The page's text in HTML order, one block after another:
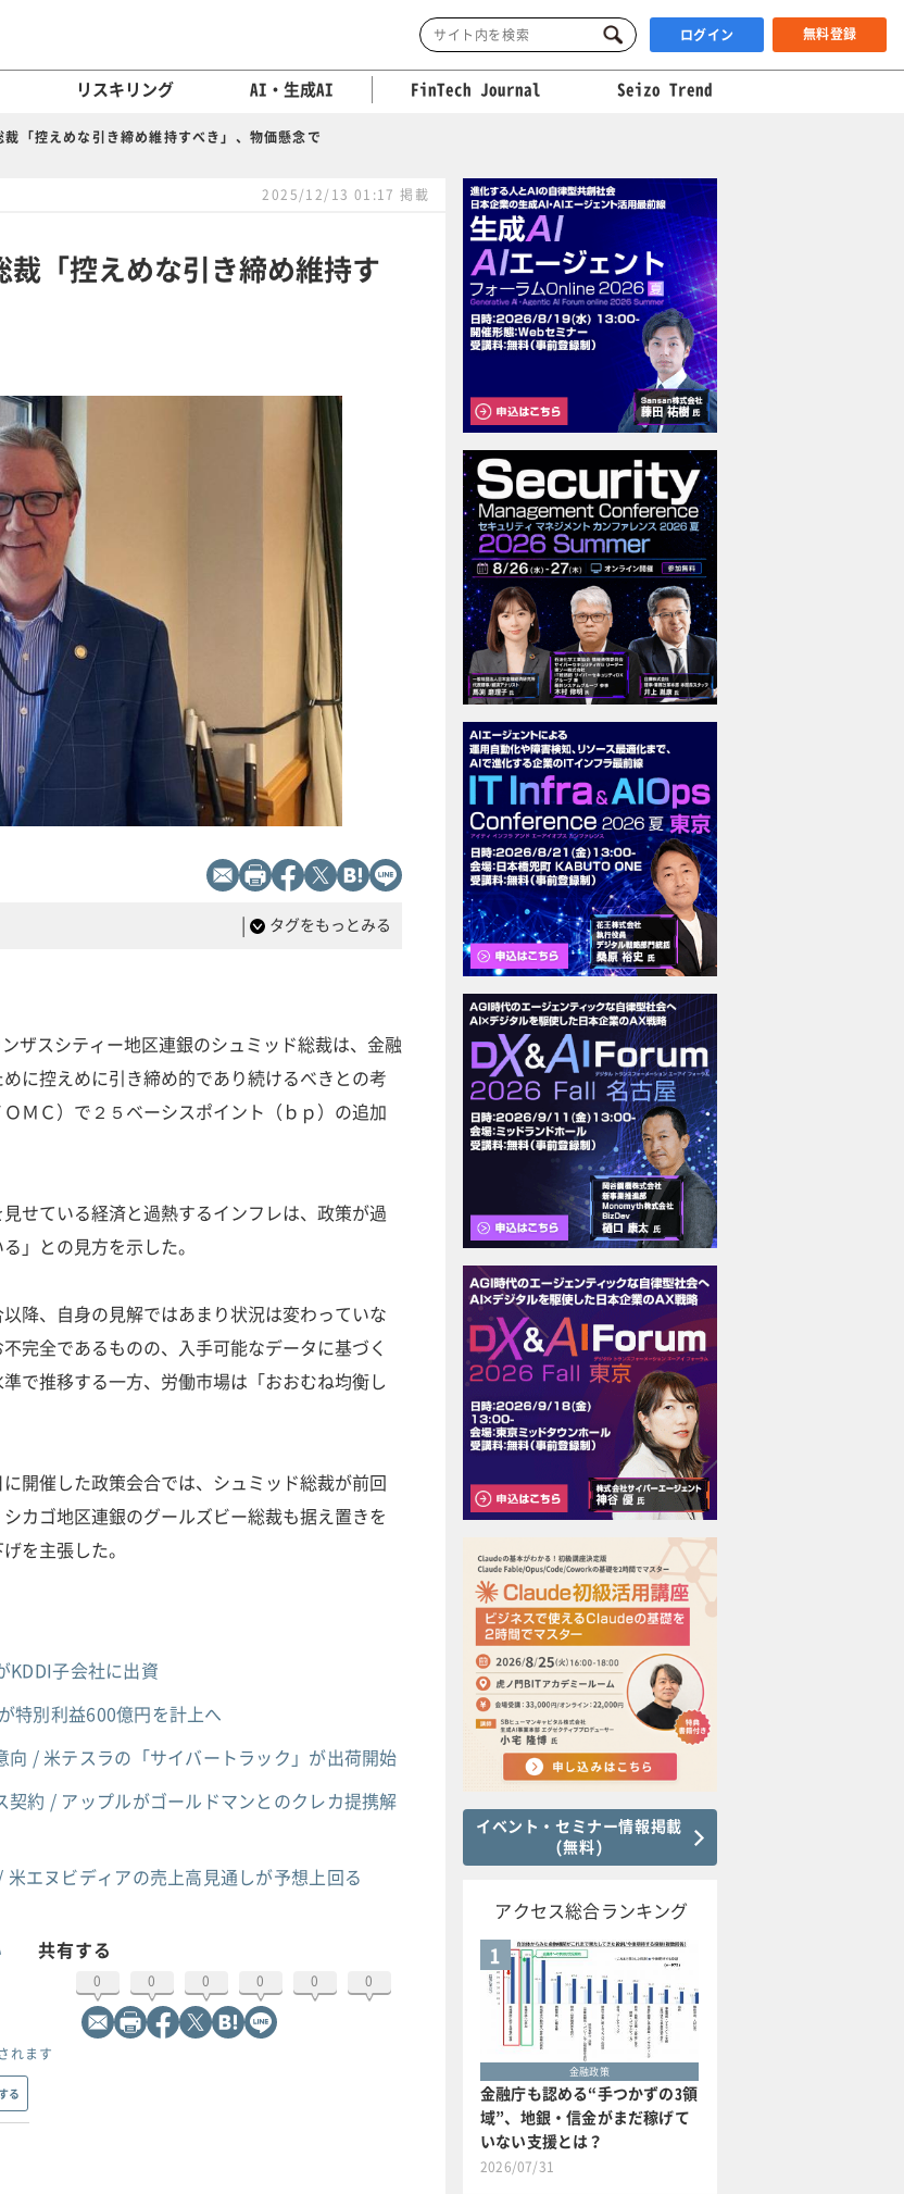
ログイン 無料登録
リスキリング AI・生成AI FinTech Journal Seizo Trend
「控えめな引き締め維持すべき」、物価懸念で
2025/12/13 01:17 掲載
「控えめな引き締め維持す
| タグをもっとみる
スシティー地区連銀のシュミッド総裁は、金融
に控えめに引き締め的であり続けるべきとの考
ＭＣ）で２５ベーシスポイント（ｂｐ）の追加
せている経済と過熱するインフレは、政策が過
」との見方を示した。
降、自身の見解ではあまり状況は変わっていな
完全であるものの、入手可能なデータに基づく
で推移する一方、労働市場は「おおむね均衡し
開催した政策会合では、シュミッド総裁が前回
カゴ地区連銀のグールズビー総裁も据え置きを
を主張した。
KDDI子会社に出資
特別利益600億円を計上へ
/ 米テスラの「サイバートラック」が出荷開始
約 / アップルがゴールドマンとのクレカ提携解
エヌビディアの売上高見通しが予想上回る
共有する
0 0 0 0 0 0
れます
る
イベント・セミナー情報掲載
(無料)
アクセス総合ランキング
1
金融政策
金融庁も認める“手つかずの3領
域”、地銀・信金がまだ稼げて
いない支援とは？
2026/07/31